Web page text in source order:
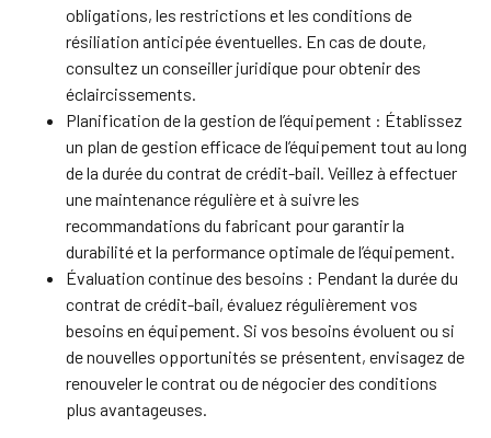
obligations, les restrictions et les conditions de
résiliation anticipée éventuelles. En cas de doute,
consultez un conseiller juridique pour obtenir des
éclaircissements.
Planification de la gestion de l’équipement : Établissez
un plan de gestion efficace de l’équipement tout au long
de la durée du contrat de crédit-bail. Veillez à effectuer
une maintenance régulière et à suivre les
recommandations du fabricant pour garantir la
durabilité et la performance optimale de l’équipement.
Évaluation continue des besoins : Pendant la durée du
contrat de crédit-bail, évaluez régulièrement vos
besoins en équipement. Si vos besoins évoluent ou si
de nouvelles opportunités se présentent, envisagez de
renouveler le contrat ou de négocier des conditions
plus avantageuses.